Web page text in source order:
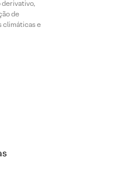
derivativo,
de
climáticas e